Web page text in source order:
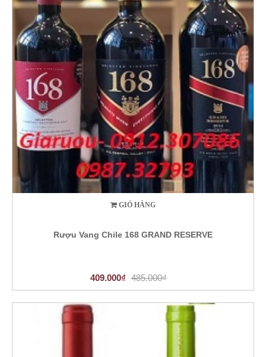
GIỎ HÀNG
Rượu Vang Chile 168 GRAND RESERVE
409.000₫ 485.000₫